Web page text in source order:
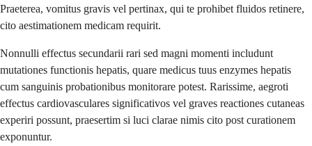
Praeterea, vomitus gravis vel pertinax, qui te prohibet fluidos retinere,
cito aestimationem medicam requirit.
Nonnulli effectus secundarii rari sed magni momenti includunt
mutationes functionis hepatis, quare medicus tuus enzymes hepatis
cum sanguinis probationibus monitorare potest. Rarissime, aegroti
effectus cardiovasculares significativos vel graves reactiones cutaneas
experiri possunt, praesertim si luci clarae nimis cito post curationem
exponuntur.